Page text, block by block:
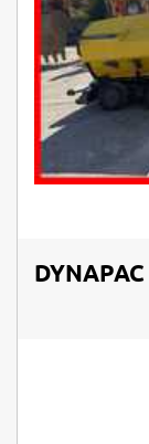
DYNAPAC